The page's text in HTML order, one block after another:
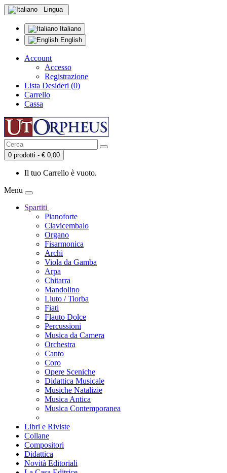
Lingua
Italiano
English
Account
Accesso
Registrazione
Lista Desideri (0)
Carrello
Cassa
0 prodotti - € 0,00
Il tuo Carrello è vuoto.
Menu
Spartiti
Pianoforte
Clavicembalo
Organo
Fisarmonica
Archi
Viola da Gamba
Arpa
Chitarra
Mandolino
Liuto / Tiorba
Fiati
Flauto Dolce
Percussioni
Musica da Camera
Orchestra
Canto
Coro
Opere Sceniche
Didattica Musicale
Musiche Natalizie
Musica Antica
Musica Contemporanea
Libri e Riviste
Collane
Compositori
Didattica
Novità Editoriali